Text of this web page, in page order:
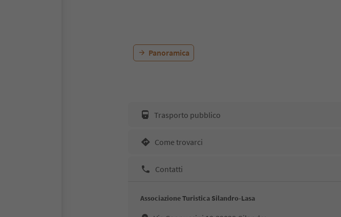
Panoramica
Trasporto pubblico
Come trovarci
Contatti
Associazione Turistica Silandro-Lasa